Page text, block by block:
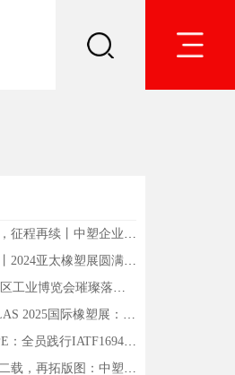
续丨中塑企业2024国际橡塑展圆满收官
塑展圆满收官，中塑企业期待与您下次相遇！
会璀璨落幕，中塑王TPE续写辉煌篇章
塑展：中塑王TPE璀璨亮相，彰显中国制造风采
行IATF16949:2016，铸就汽车材料品质革新
图：中塑企业嵊州自建厂房顺利签约交付！